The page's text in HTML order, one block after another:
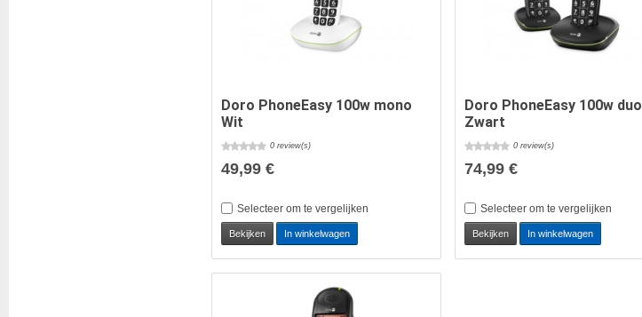
Doro PhoneEasy 100w mono
Wit
0 review(s)
49,99 €
Selecteer om te vergelijken
Bekijken In winkelwagen
Doro PhoneEasy 100w duo
Zwart
0 review(s)
74,99 €
Selecteer om te vergelijken
Bekijken In winkelwagen